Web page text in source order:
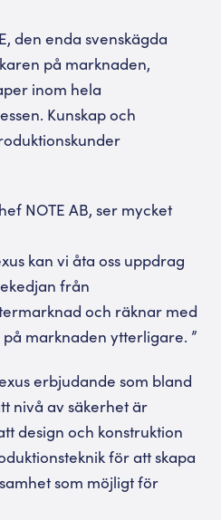
den enda svenskägda
på marknaden,
inom hela
Kunskap och
NOTE AB, ser mycket
kan vi åta oss uppdrag
från
och räknar med
marknaden ytterligare. ”
erbjudande som bland
nivå av säkerhet är
design och konstruktion
för att skapa
som möjligt för